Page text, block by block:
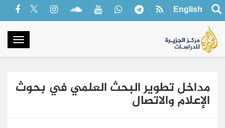
English
مداخل تطوير البحث العلمي في بحوث
الإعلام والاتصال